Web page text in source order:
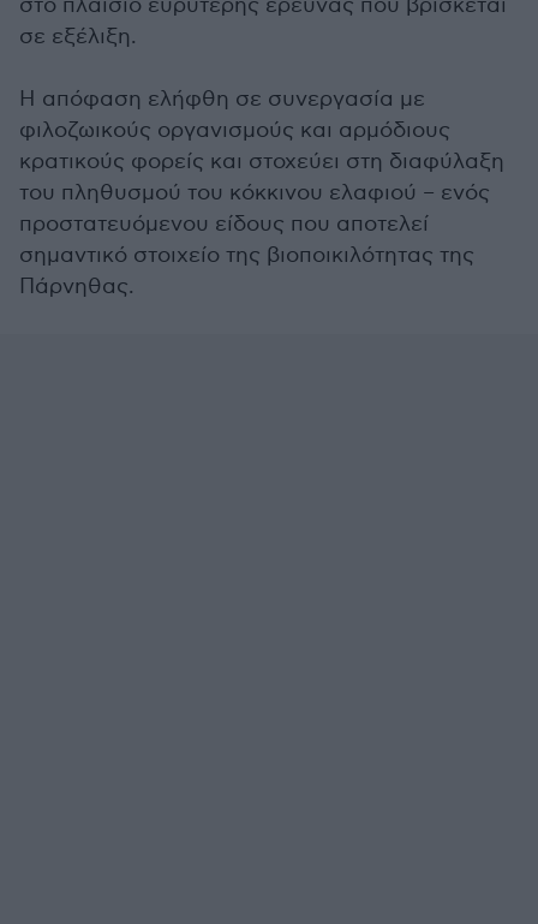
στο πλαίσιο ευρύτερης έρευνας που βρίσκεται
σε εξέλιξη.
Η απόφαση ελήφθη σε συνεργασία με
φιλοζωικούς οργανισμούς και αρμόδιους
κρατικούς φορείς και στοχεύει στη διαφύλαξη
του πληθυσμού του κόκκινου ελαφιού – ενός
προστατευόμενου είδους που αποτελεί
σημαντικό στοιχείο της βιοποικιλότητας της
Πάρνηθας.